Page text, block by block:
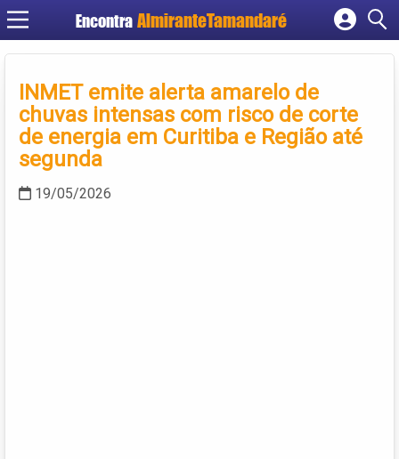
Encontra
Cadastrar empresa
Criar conta
INMET emite alerta amarelo de
chuvas intensas com risco de corte
de energia em Curitiba e Região até
segunda
19/05/2026